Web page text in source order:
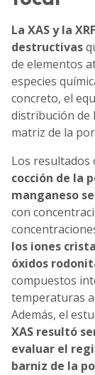
La XAS y la
destructivas
de elementos
especies
concreto, el
distribución de
matriz de la
Los resultados
cocción de la
manganeso
con
los iones
óxidos
compuestos
temperaturas
Además, el
XAS resultó
evaluar el
barniz de la